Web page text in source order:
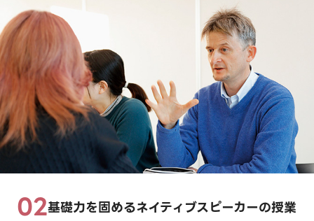
基礎力を固めるネイティブスピーカーの授業